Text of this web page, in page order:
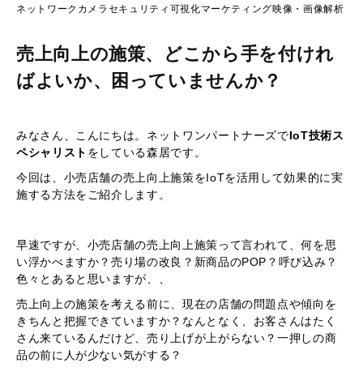
ネットワークカメラ セキュリティ 可視化マーケティング映像・画像解析
売上向上の施策、どこから手を付けれ
ばよいか、困っていませんか？
みなさん、こんにちは。ネットワンパートナーズでIoT技術ス
ペシャリスト をしている森居です。
今回は、小売店舗の売上向上施策をIoTを活用して効果的に実
施する方法をご紹介します。
早速ですが、小売店舗の売上向上施策って言われて、何を思
い浮かべますか？売り場の改良？新商品のPOP？呼び込み？
色々とあると思いますが、、
売上向上の施策を考える前に、現在の店舗の問題点や傾向を
きちんと把握できていますか？なんとなく、お客さんはたく
さん来ているんだけど、売り上げが上がらない？一押しの商
品の前に人が少ない気がする？